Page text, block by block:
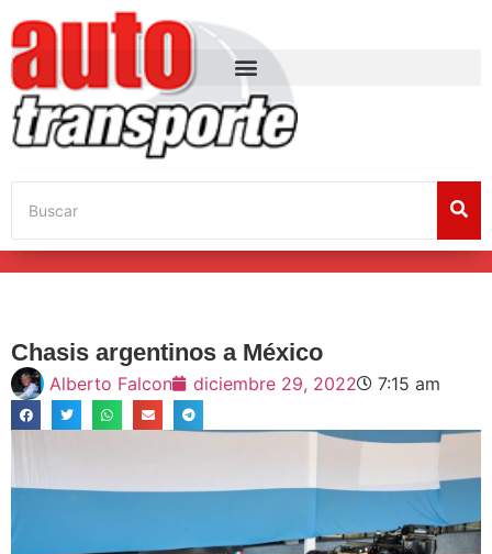
Chasis argentinos a México
Alberto Falcon diciembre 29, 2022 7:15 am